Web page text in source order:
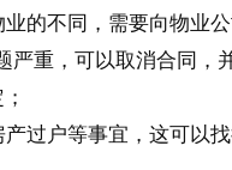
的不同，需要向物业
重，可以取消合同，
过户等事宜，这可以找